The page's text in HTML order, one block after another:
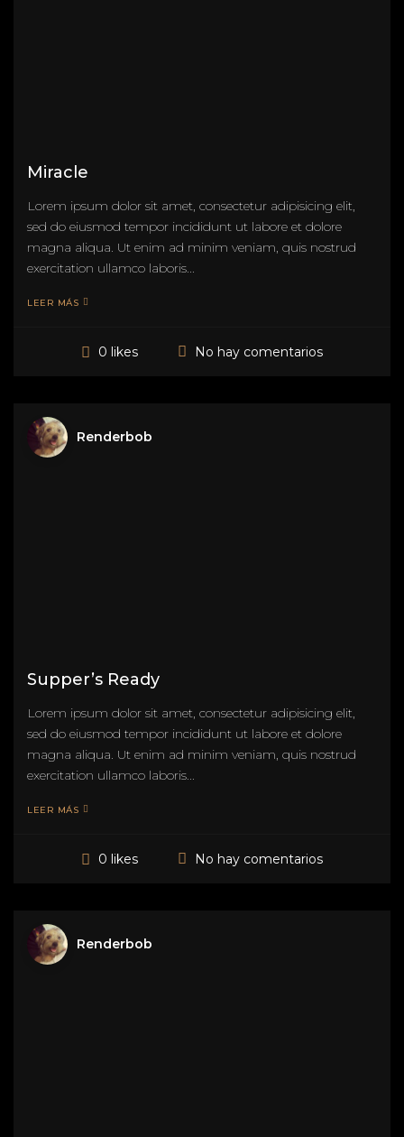
Miracle
Lorem ipsum dolor sit amet, consectetur adipisicing elit,
sed do eiusmod tempor incididunt ut labore et dolore
magna aliqua. Ut enim ad minim veniam, quis nostrud
exercitation ullamco laboris...
LEER MÁS
0 likes No hay comentarios
Renderbob
Supper’s Ready
Lorem ipsum dolor sit amet, consectetur adipisicing elit,
sed do eiusmod tempor incididunt ut labore et dolore
magna aliqua. Ut enim ad minim veniam, quis nostrud
exercitation ullamco laboris...
LEER MÁS
0 likes No hay comentarios
Renderbob